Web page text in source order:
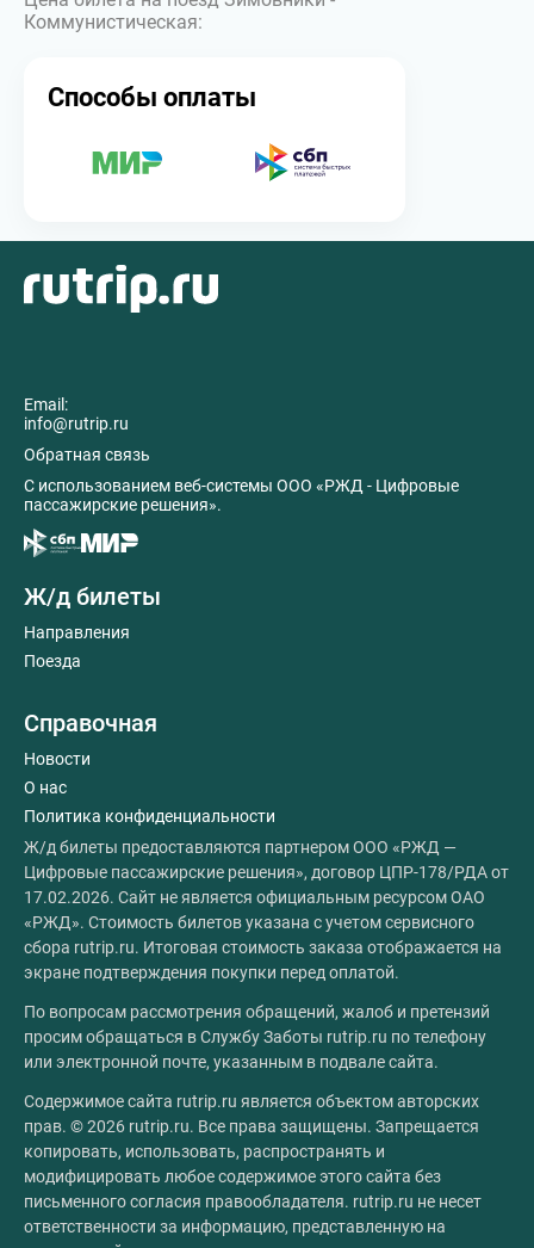
Коммунистическая:
Способы оплаты
Email:
info@rutrip.ru
Обратная связь
C использованием веб-системы ООО «РЖД - Цифровые
пассажирские решения».
Ж/д билеты
Направления
Поезда
Справочная
Новости
О нас
Политика конфиденциальности
Ж/д билеты предоставляются партнером ООО «РЖД —
Цифровые пассажирские решения», договор ЦПР-178/РДА от
17.02.2026. Сайт не является официальным ресурсом ОАО
«РЖД». Стоимость билетов указана с учетом сервисного
сбора rutrip.ru. Итоговая стоимость заказа отображается на
экране подтверждения покупки перед оплатой.
По вопросам рассмотрения обращений, жалоб и претензий
просим обращаться в Службу Заботы rutrip.ru по телефону
или электронной почте, указанным в подвале сайта.
Содержимое сайта rutrip.ru является объектом авторских
прав. © 2026 rutrip.ru. Все права защищены. Запрещается
копировать, использовать, распространять и
модифицировать любое содержимое этого сайта без
письменного согласия правообладателя. rutrip.ru не несет
ответственности за информацию, представленную на